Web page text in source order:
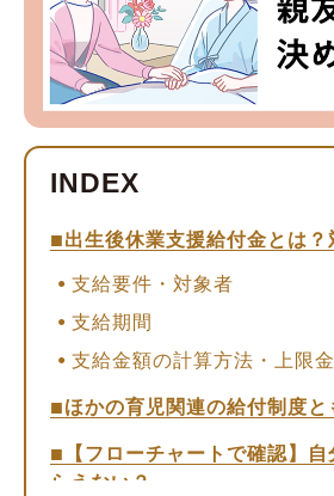
出生後休業支援給付金とは
支給要件・対象者
支給期間
支給金額の計算方法・上限
ほかの育児関連の給付制度と
【フローチャートで確認】
らえない？